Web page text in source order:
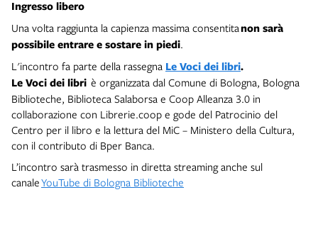
Ingresso libero
Una volta raggiunta la capienza massima consentitanon sarà
possibile entrare e sostare in piedi.
L'incontro fa parte della rassegna Le Voci dei libri.
Le Voci dei libri è organizzata dal Comune di Bologna, Bologna
Biblioteche, Biblioteca Salaborsa e Coop Alleanza 3.0 in
collaborazione con Librerie.coop e gode del Patrocinio del
Centro per il libro e la lettura del MiC – Ministero della Cultura,
con il contributo di Bper Banca.
L’incontro sarà trasmesso in diretta streaming anche sul
canaleYouTube di Bologna Biblioteche